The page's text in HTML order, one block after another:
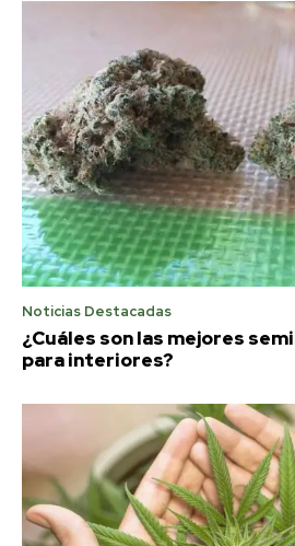
Noticias Destacadas
¿Cuáles son las mejores
para interiores?